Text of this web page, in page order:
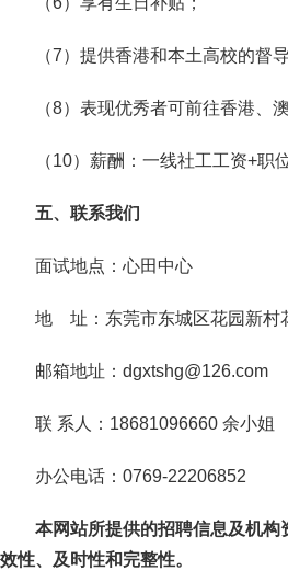
（7）提供香港和本土高校的督
（8）表现优秀者可前往香港、
（10）薪酬：一线社工工资+职
五、联系我们
面试地点：心田中心
地 址：东莞市东城区花园新村
邮箱地址：dgxtshg@126.com
联 系人：18681096660 余小姐
办公电话：0769-22206852
本网站所提供的招聘信息及机
效性、及时性和完整性。